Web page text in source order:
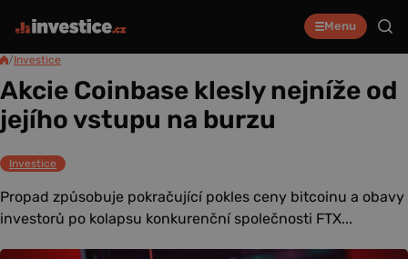
Menu
/Investice
Akcie Coinbase klesly nejníže od
jejího vstupu na burzu
Investice
Propad způsobuje pokračující pokles ceny bitcoinu a obavy
investorů po kolapsu konkurenční společnosti FTX...